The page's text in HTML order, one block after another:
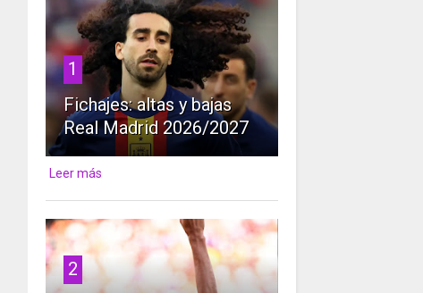
1
Fichajes: altas y bajas
Real Madrid 2026/2027
Leer más
2